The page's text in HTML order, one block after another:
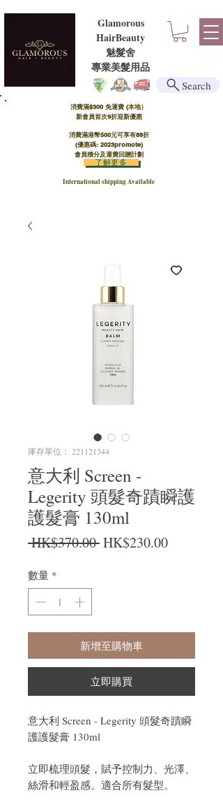
Glamorous
HairBeauty
魅髮舍
​​專業美髮用品
消費滿$300 免運費 (本地）​
新會員首次9折迎新優惠
消費滿港幣500元可享有88折
(優惠碼: 2023promote)
會員積分及運費回贈計劃
International shipping Available
了解更多
Search
庫存單位： 221121344
意大利 Screen -
Legerity 頭髮奇蹟瞬護
護髮膏 130ml
HK$370.00 一般價格
HK$230.00促銷價格
數量 *
新增至購物車
立即購買
意大利 Screen - Legerity 頭髮奇蹟瞬
護護髮膏 130ml
立即梳理頭髮，賦予控制力、光澤、
絲滑和輕盈感。適合所有髮型。